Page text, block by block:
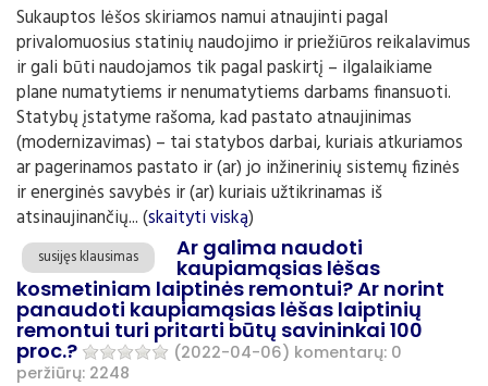
Sukauptos lėšos skiriamos namui atnaujinti pagal
privalomuosius statinių naudojimo ir priežiūros reikalavimus
ir gali būti naudojamos tik pagal paskirtį – ilgalaikiame
plane numatytiems ir nenumatytiems darbams finansuoti.
Statybų įstatyme rašoma, kad pastato atnaujinimas
(modernizavimas) – tai statybos darbai, kuriais atkuriamos
ar pagerinamos pastato ir (ar) jo inžinerinių sistemų fizinės
ir energinės savybės ir (ar) kuriais užtikrinamas iš
atsinaujinančių... (skaityti viską)
susijęs klausimas Ar galima naudoti
kaupiamąsias lėšas
kosmetiniam laiptinės remontui? Ar norint
panaudoti kaupiamąsias lėšas laiptinių
remontui turi pritarti būtų savininkai 100
proc.? (2022-04-06) komentarų: 0
peržiūrų: 2248